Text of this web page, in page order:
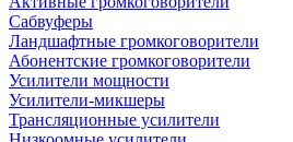
Сабвуферы
Ландшафтные громкоговорители
Абонентские громкоговорители
Усилители мощности
Усилители-микшеры
Трансляционные усилители